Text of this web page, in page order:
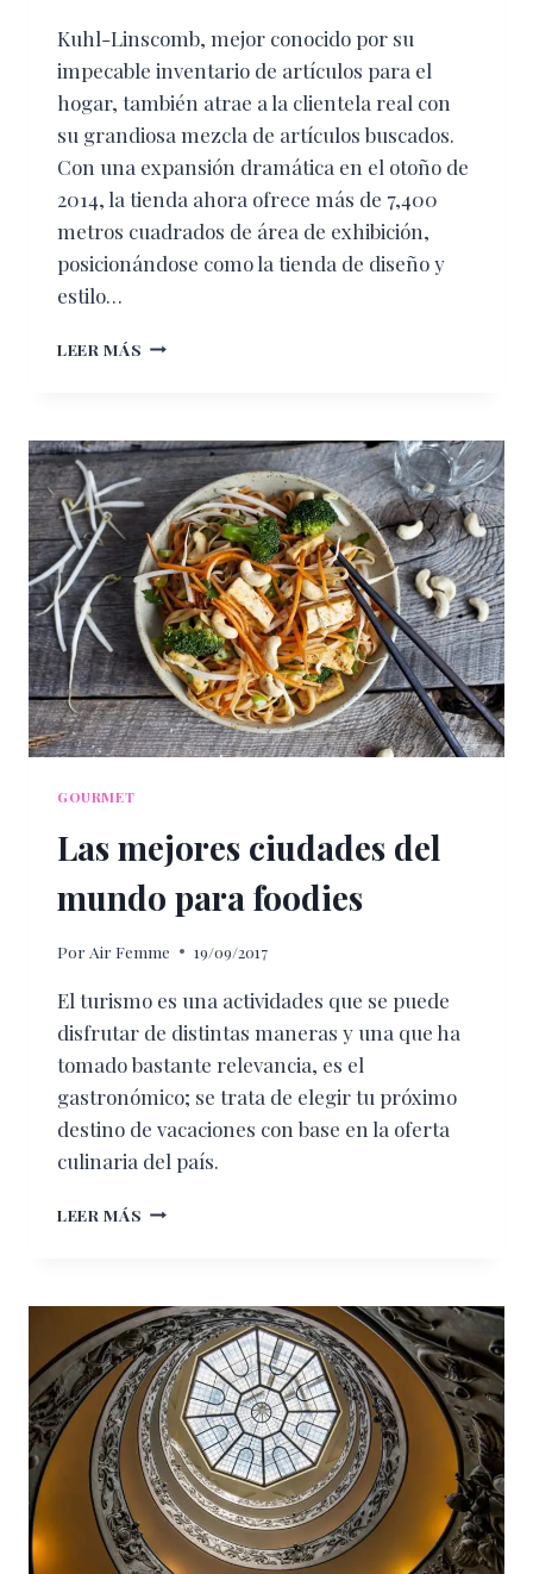
Kuhl-Linscomb, mejor conocido por su
impecable inventario de artículos para el
hogar, también atrae a la clientela real con
su grandiosa mezcla de artículos buscados.
Con una expansión dramática en el otoño de
2014, la tienda ahora ofrece más de 7,400
metros cuadrados de área de exhibición,
posicionándose como la tienda de diseño y
estilo…
LEER MÁS KUHL-
TU
HOGAR
GOURMET
Las mejores ciudades del
mundo para foodies
Por Air Femme 19/09/2017
El turismo es una actividades que se puede
disfrutar de distintas maneras y una que ha
tomado bastante relevancia, es el
gastronómico; se trata de elegir tu próximo
destino de vacaciones con base en la oferta
culinaria del país.
LEER MÁS LAS
MUNDO
PARA
FOODIES